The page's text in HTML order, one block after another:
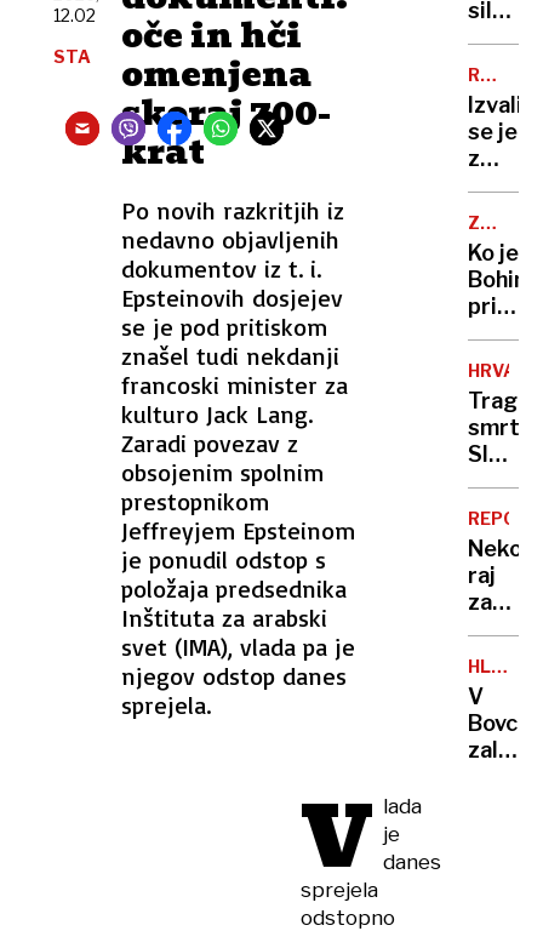
oče in hči
omenjena
skoraj 700-
krat
Po novih razkritjih iz
nedavno objavljenih
dokumentov iz t. i.
Epsteinovih dosjejev
se je pod pritiskom
znašel tudi nekdanji
francoski minister za
kulturo Jack Lang.
Zaradi povezav z
obsojenim spolnim
prestopnikom
Jeffreyjem Epsteinom
je ponudil odstop s
položaja predsednika
Inštituta za arabski
svet (IMA), vlada pa je
njegov odstop danes
sprejela.
12.02
STA
V lada
je
danes
sprejela
odstopno
umrl
zaradi
trku
med
tudi
brez
izpita
MOTNJA
Izvalil
se je
z
dvema
a
se
tu
šele
začne
V
SLIKI
IN
BESEDI
Ko je
Bohinj
a se
je
pod
masko
skrival
znan
obraz
iz
Lesc
smrt
na
umrl
24-
letni
očka,
gasilec
in
bivši
Nekoč
raj
za
danes
na
Vršič
leze
vsak,
HLADNA
FRONTA
V
Bovcu
zalilo